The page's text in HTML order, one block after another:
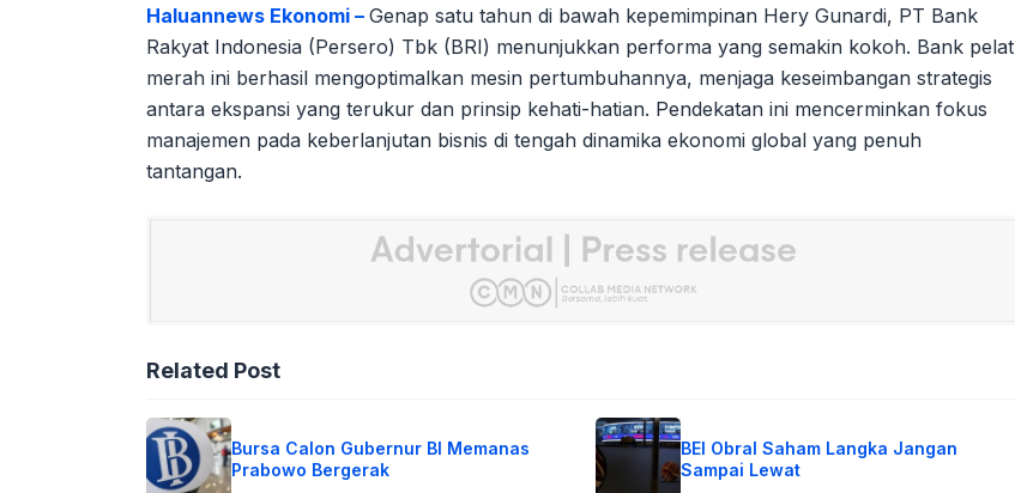
Haluannews Ekonomi – Genap satu tahun di bawah kepemimpinan Hery Gunardi, PT Bank
Rakyat Indonesia (Persero) Tbk (BRI) menunjukkan performa yang semakin kokoh. Bank pelat
merah ini berhasil mengoptimalkan mesin pertumbuhannya, menjaga keseimbangan strategis
antara ekspansi yang terukur dan prinsip kehati-hatian. Pendekatan ini mencerminkan fokus
manajemen pada keberlanjutan bisnis di tengah dinamika ekonomi global yang penuh
tantangan.
Related Post
Bursa Calon Gubernur BI Memanas
Prabowo Bergerak
BEI Obral Saham Langka Jangan
Sampai Lewat